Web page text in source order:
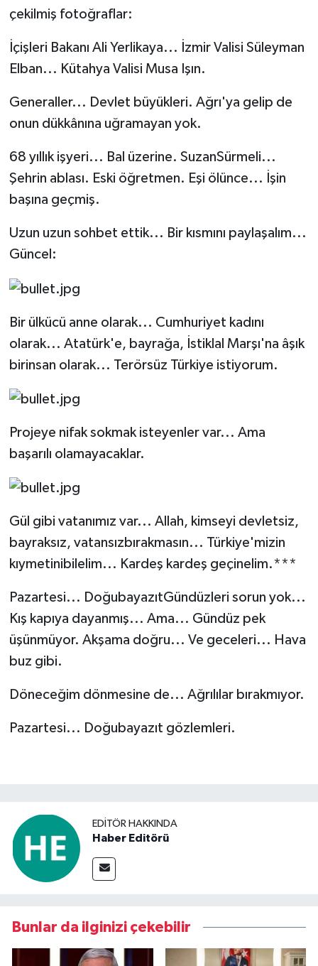
çekilmiş fotoğraflar:
İçişleri Bakanı Ali Yerlikaya... İzmir Valisi Süleyman
Elban... Kütahya Valisi Musa Işın.
Generaller... Devlet büyükleri. Ağrı'ya gelip de
onun dükkânına uğramayan yok.
68 yıllık işyeri... Bal üzerine. SuzanSürmeli...
Şehrin ablası. Eski öğretmen. Eşi ölünce... İşin
başına geçmiş.
Uzun uzun sohbet ettik... Bir kısmını paylaşalım...
Güncel:
Bir ülkücü anne olarak... Cumhuriyet kadını
olarak... Atatürk'e, bayrağa, İstiklal Marşı'na âşık
birinsan olarak... Terörsüz Türkiye istiyorum.
Projeye nifak sokmak isteyenler var... Ama
başarılı olamayacaklar.
Gül gibi vatanımız var... Allah, kimseyi devletsiz,
bayraksız, vatansızbırakmasın... Türkiye'mizin
kıymetinibilelim... Kardeş kardeş geçinelim.***
Pazartesi... DoğubayazıtGündüzleri sorun yok...
Kış kapıya dayanmış... Ama... Gündüz pek
üşünmüyor. Akşama doğru... Ve geceleri... Hava
buz gibi.
Döneceğim dönmesine de... Ağrılılar bırakmıyor.
Pazartesi... Doğubayazıt gözlemleri.
EDITÖR HAKKINDA
Haber Editörü
Bunlar da ilginizi çekebilir